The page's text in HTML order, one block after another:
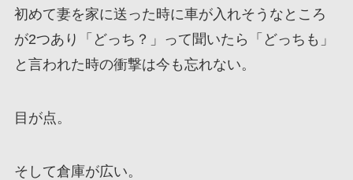
初めて妻を家に送った時に車が入れそうなところ
が2つあり「どっち？」って聞いたら「どっちも」
と言われた時の衝撃は今も忘れない。
目が点。
そして倉庫が広い。